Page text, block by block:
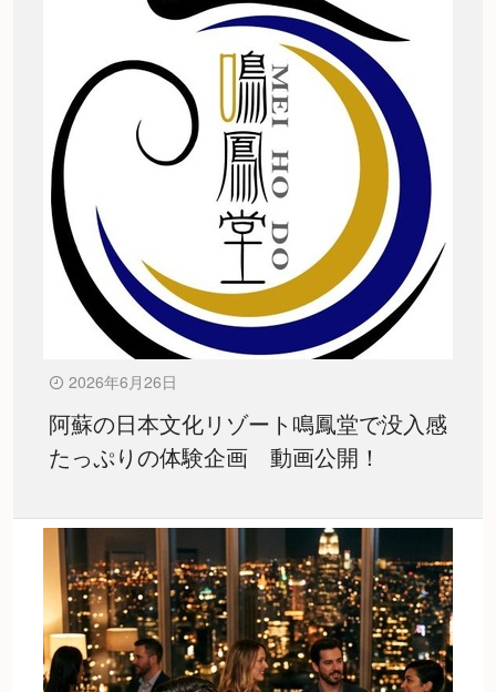
2026年6月26日
阿蘇の日本文化リゾート鳴鳳堂で没入感
たっぷりの体験企画 動画公開！